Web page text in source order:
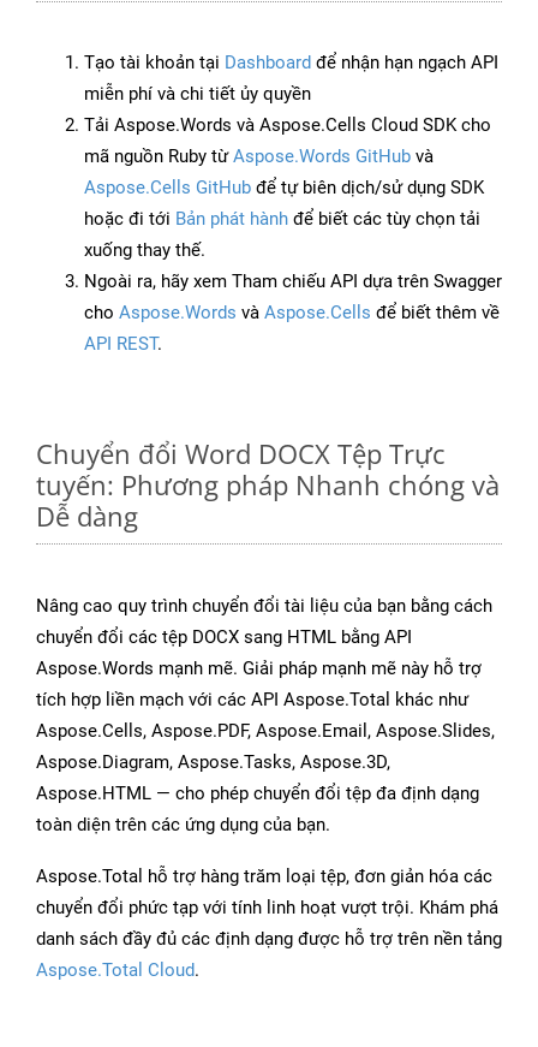
Tạo tài khoản tại Dashboard để nhận hạn ngạch API
miễn phí và chi tiết ủy quyền
Tải Aspose.Words và Aspose.Cells Cloud SDK cho
mã nguồn Ruby từAspose.Words GitHub và
Aspose.Cells GitHub để tự biên dịch/sử dụng SDK
hoặc đi tới Bản phát hành để biết các tùy chọn tải
xuống thay thế.
Ngoài ra, hãy xem Tham chiếu API dựa trên Swagger
cho Aspose.Words và Aspose.Cells để biết thêm về
API REST.
Chuyển đổi Word DOCX Tệp Trực
tuyến: Phương pháp Nhanh chóng và
Dễ dàng
Nâng cao quy trình chuyển đổi tài liệu của bạn bằng cách
chuyển đổi các tệp DOCX sang HTML bằng API
Aspose.Words mạnh mẽ. Giải pháp mạnh mẽ này hỗ trợ
tích hợp liền mạch với các API Aspose.Total khác như
Aspose.Cells, Aspose.PDF, Aspose.Email, Aspose.Slides,
Aspose.Diagram, Aspose.Tasks, Aspose.3D,
Aspose.HTML — cho phép chuyển đổi tệp đa định dạng
toàn diện trên các ứng dụng của bạn.
Aspose.Total hỗ trợ hàng trăm loại tệp, đơn giản hóa các
chuyển đổi phức tạp với tính linh hoạt vượt trội. Khám phá
danh sách đầy đủ các định dạng được hỗ trợ trên nền tảng
Aspose.Total Cloud.